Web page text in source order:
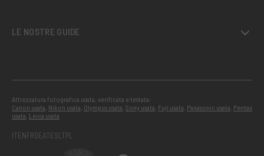
LE NOSTRE GUIDE
Attrezzatura fotografica usata, verificata e testata:
Canon usata Nikon usata Olympus usata Sony usata Fuji usata Panasonic usata Pentax
usata Leica usata
ITENFRDEATESLTPL